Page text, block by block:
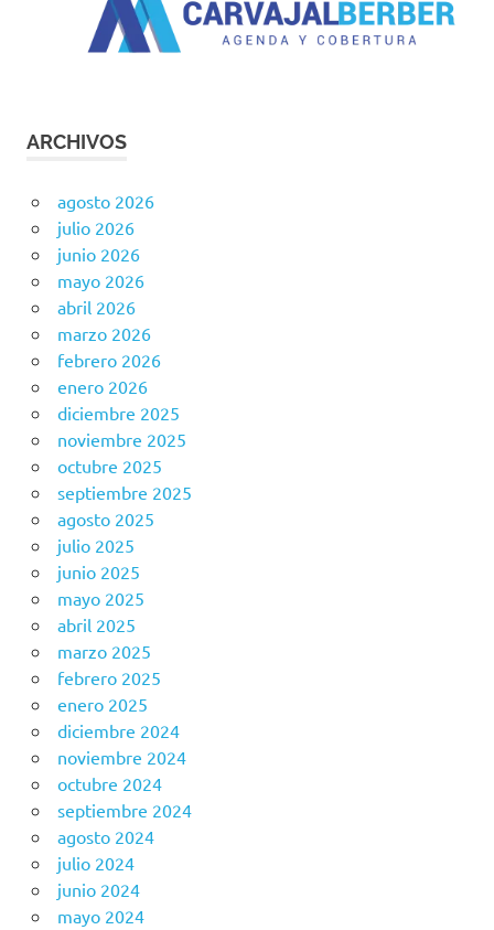
ARCHIVOS
agosto 2026
julio 2026
junio 2026
mayo 2026
abril 2026
marzo 2026
febrero 2026
enero 2026
diciembre 2025
noviembre 2025
octubre 2025
septiembre 2025
agosto 2025
julio 2025
junio 2025
mayo 2025
abril 2025
marzo 2025
febrero 2025
enero 2025
diciembre 2024
noviembre 2024
octubre 2024
septiembre 2024
agosto 2024
julio 2024
junio 2024
mayo 2024